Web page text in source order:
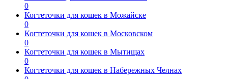
0
Когтеточки для кошек в Можайске
0
Когтеточки для кошек в Московском
0
Когтеточки для кошек в Мытищах
0
Когтеточки для кошек в Набережных Челнах